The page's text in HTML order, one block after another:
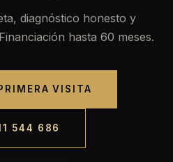
diagnóstico honesto y
hasta 60 meses.
VISITA
544 686